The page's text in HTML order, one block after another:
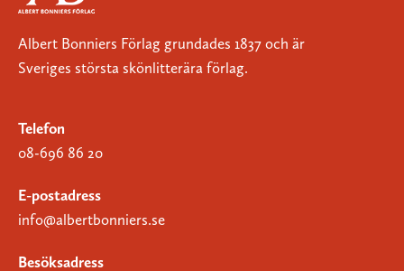
Albert Bonniers Förlag grundades 1837 och är
Sveriges största skönlitterära förlag.
Telefon
08-696 86 20
E-postadress
info@albertbonniers.se
Besöksadress